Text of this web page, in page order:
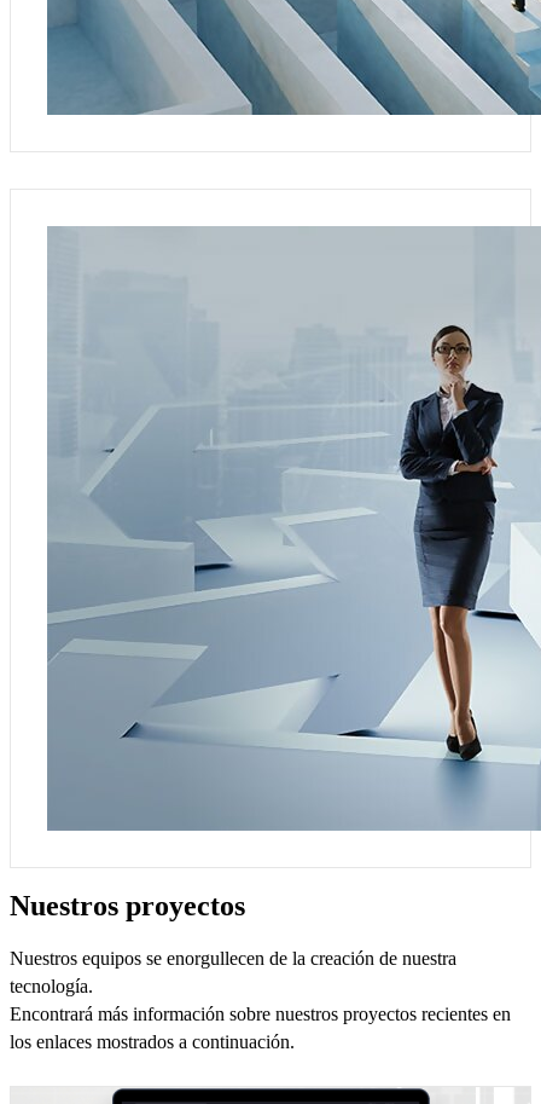
Nuestros proyectos
Nuestros equipos se enorgullecen de la creación de nuestra
tecnología.
Encontrará más información sobre nuestros proyectos recientes en
los enlaces mostrados a continuación.